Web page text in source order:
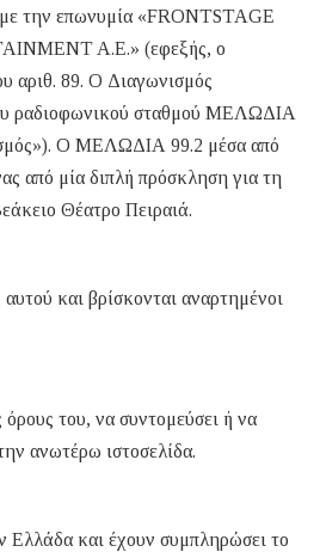
την επωνυμία «FRONTSTAGE
A.E.» (εφεξής, ο
αριθ. 89. Ο Διαγωνισμός
ραδιοφωνικού σταθμού ΜΕΛΩΔΙΑ
O ΜΕΛΩΔΙΑ 99.2 μέσα από
από μία διπλή πρόσκληση για τη
Θέατρο Πειραιά.
και βρίσκονται αναρτημένοι
του, να συντομεύσει ή να
ανωτέρω ιστοσελίδα.
και έχουν συμπληρώσει το